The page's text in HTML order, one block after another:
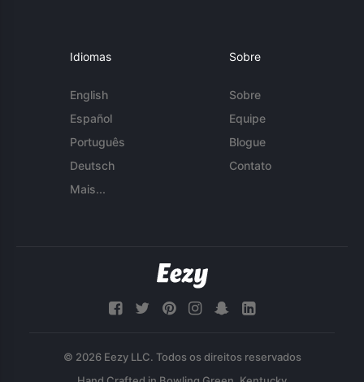
Idiomas
English
Español
Português
Deutsch
Mais...
Sobre
Sobre
Equipe
Blogue
Contato
© 2026 Eezy LLC. Todos os direitos reservados